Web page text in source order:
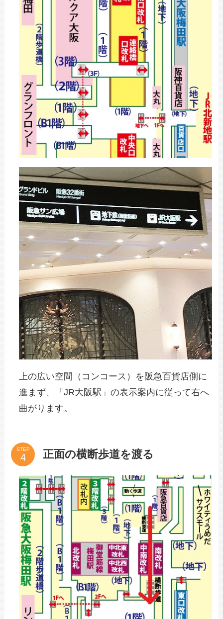
上の広い空間（コンコース）を阪急百貨店側に
進まず、「JR大阪駅」の表示案内に従って右へ
曲がります。
STEP 正面の横断歩道を渡る